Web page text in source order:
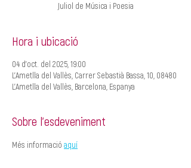
Juliol de Música i Poesia
Hora i ubicació
04 d’oct. del 2025, 19:00
L'Ametlla del Vallès, Carrer Sebastià Bassa, 10, 08480
L'Ametlla del Vallès, Barcelona, Espanya
Sobre l'esdeveniment
Més informació aquí